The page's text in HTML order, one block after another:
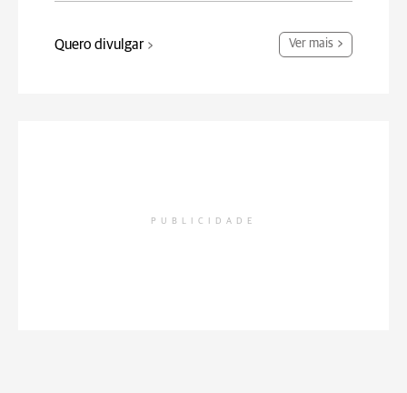
Quero divulgar Ver mais
PUBLICIDADE